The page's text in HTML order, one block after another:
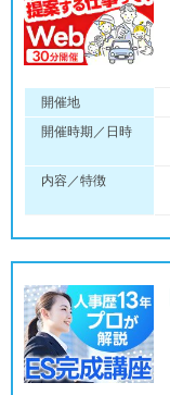
開催地
開催時期／日時
内容／特徴